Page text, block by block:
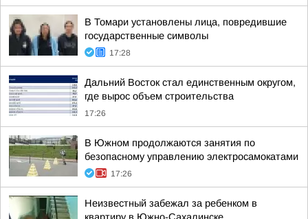
В Томари установлены лица, повредившие
государственные символы
17:28
Дальний Восток стал единственным округом,
где вырос объем строительства
17:26
В Южном продолжаются занятия по
безопасному управлению электросамокатами
17:26
Неизвестный забежал за ребенком в